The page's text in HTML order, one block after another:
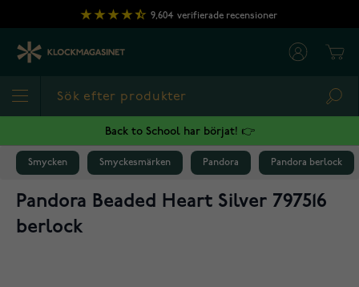
Hoppa till innehållet
9,604 verifierade recensioner
Back to School har börjat! 👉
Smycken Smyckesmärken Pandora Pandora berlock
Pandora Beaded Heart Silver 797516
berlock